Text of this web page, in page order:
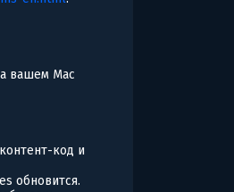
вашем Mac
код и
обновится.